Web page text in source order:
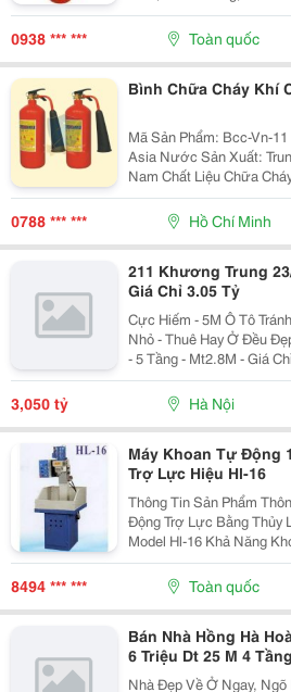
Nhà Hàng&Hellip;. Bình Hiện Đang Được Pccc Phát Đạt
Cung Cấp Với Giá
0938 *** *** Toàn quốc
Bình Chữa Cháy Khí
Mã Sản Phẩm: Bcc-Vn-11 Nhà Sản Xuất: Nhập Khẩu
Asia Nước Sản Xuất: Trung Quốc Tiêu Chuẩn: Việt
Nam Chất Liệu Chữa Cháy: Khí Co2 Trọng Lượng: 2Kg
Công Dụng: Chữa Cháy
0788 *** *** Hồ Chí Minh
211 Khương Trung
Giá Chỉ 3.05 Tỷ
Cực Hiếm - 5M Ô Tô
Nhỏ - Thuê Hay Ở Đều Đẹp! 211 Khương Trung 23/
- 5 Tầng - Mt2.8M - Giá Chỉ 3.05
Ô Tô Tránh 5M, Ngõ
Doanh Nhỏ Hoặc Cho
3,050 tỷ Hà Nội
Máy Khoan Tự Động
Trợ Lực Hiệu Hl-16
Thông Tin Sản Phẩm Thông Số Kỹ Thuật Máy Khoan Tự
Động Trợ Lực Bằng Thủy
Model Hl-16 Khả Năng Khoan Lớn Nhất Trên Sắt Ø16
Mm Côn Trục Chính Mt2 Hành Trình Trục Chính 200 Mm
Hành Trình Đứng Đầu...
8494 *** *** Toàn quốc
Bán Nhà Hồng Hà
6 Triệu Dt 25 M 4
Huyền 77
Nhà Đẹp Về Ở Ngay,